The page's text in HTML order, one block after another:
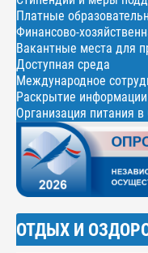
Платные
Финансово-
Вакантные места для
Доступная среда
Международное
Раскрытие информации
Организация питания
ОТДЫХ И